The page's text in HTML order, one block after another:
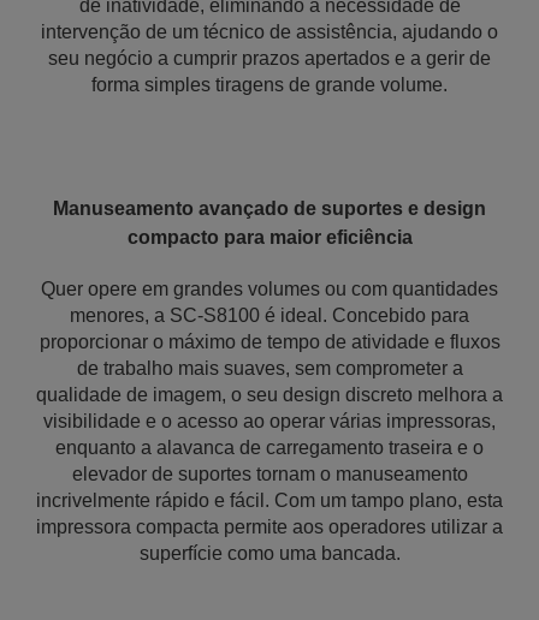
de inatividade, eliminando a necessidade de
intervenção de um técnico de assistência, ajudando o
seu negócio a cumprir prazos apertados e a gerir de
forma simples tiragens de grande volume.
Manuseamento avançado de suportes e design
compacto para maior eficiência
Quer opere em grandes volumes ou com quantidades
menores, a SC-S8100 é ideal. Concebido para
proporcionar o máximo de tempo de atividade e fluxos
de trabalho mais suaves, sem comprometer a
qualidade de imagem, o seu design discreto melhora a
visibilidade e o acesso ao operar várias impressoras,
enquanto a alavanca de carregamento traseira e o
elevador de suportes tornam o manuseamento
incrivelmente rápido e fácil. Com um tampo plano, esta
impressora compacta permite aos operadores utilizar a
superfície como uma bancada.